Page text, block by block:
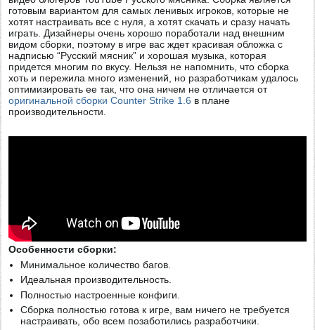
готовым вариантом для самых ленивых игроков, которые не
хотят настраивать все с нуля, а хотят скачать и сразу начать
играть. Дизайнеры очень хорошо поработали над внешним
видом сборки, поэтому в игре вас ждет красивая обложка с
надписью “Русский мясник” и хорошая музыка, которая
придется многим по вкусу. Нельзя не напомнить, что сборка
хоть и пережила много изменений, но разработчикам удалось
оптимизировать ее так, что она ничем не отличается от
оригинальной сборки Counter Strike 1.6 в плане
производительности.
Особенности сборки:
Минимальное количество багов.
Идеальная производительность.
Полностью настроенные конфиги.
Сборка полностью готова к игре, вам ничего не требуется
настраивать, обо всем позаботились разработчики.